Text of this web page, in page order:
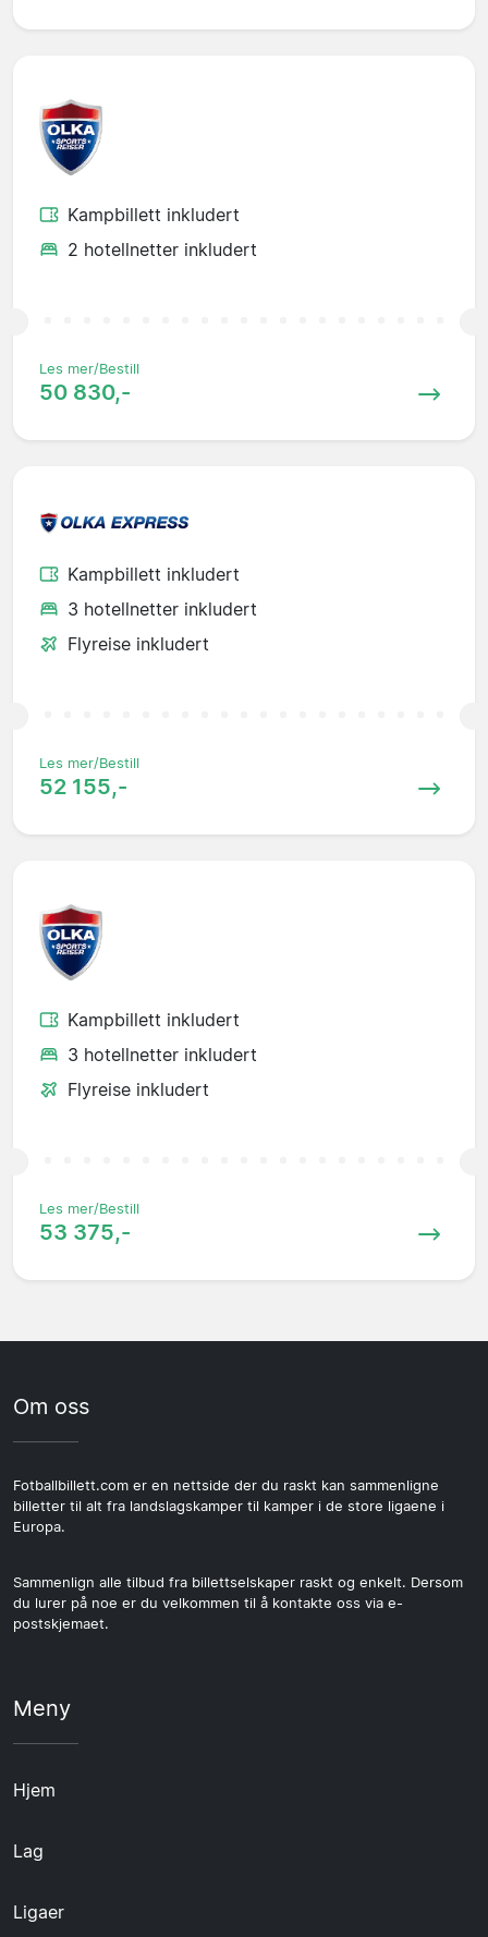
Kampbillett inkludert
2 hotellnetter inkludert
Les mer/Bestill
50 830,-
Kampbillett inkludert
3 hotellnetter inkludert
Flyreise inkludert
Les mer/Bestill
52 155,-
Kampbillett inkludert
3 hotellnetter inkludert
Flyreise inkludert
Les mer/Bestill
53 375,-
Om oss
Fotballbillett.com er en nettside der du raskt kan sammenligne
billetter til alt fra landslagskamper til kamper i de store ligaene i
Europa.
Sammenlign alle tilbud fra billettselskaper raskt og enkelt. Dersom
du lurer på noe er du velkommen til å kontakte oss via e-
postskjemaet.
Meny
Hjem
Lag
Ligaer